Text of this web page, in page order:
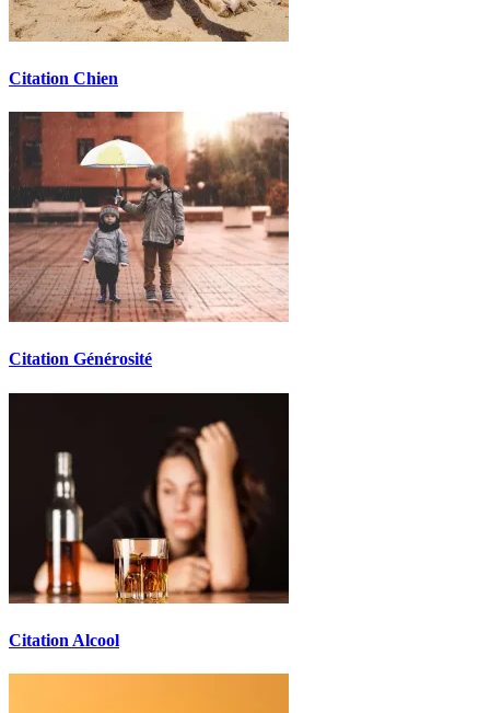
Citation Chien
Citation Générosité
Citation Alcool